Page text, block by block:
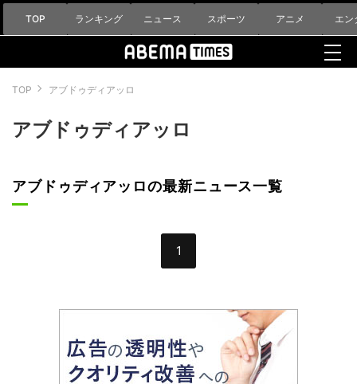
TOP ランキング ニュース スポーツ アニメ エン
TOP アブドゥディアッロ
アブドゥディアッロ
アブドゥディアッロの最新ニュース一覧
1